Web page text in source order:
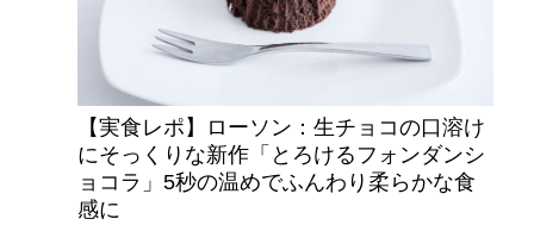
【実食レポ】ローソン：生チョコの口溶け
にそっくりな新作「とろけるフォンダンシ
ョコラ」5秒の温めでふんわり柔らかな食
感に